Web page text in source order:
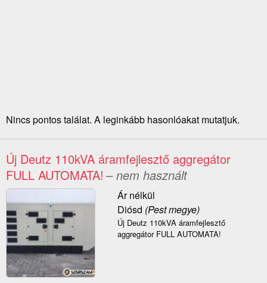
Nincs pontos találat. A leginkább hasonlóakat mutatjuk.
Új Deutz 110kVA áramfejlesztő aggregátor
FULL AUTOMATA! – nem használt
Ár nélkül
Diósd (Pest megye)
Új Deutz 110kVA áramfejlesztő
aggregátor FULL AUTOMATA!